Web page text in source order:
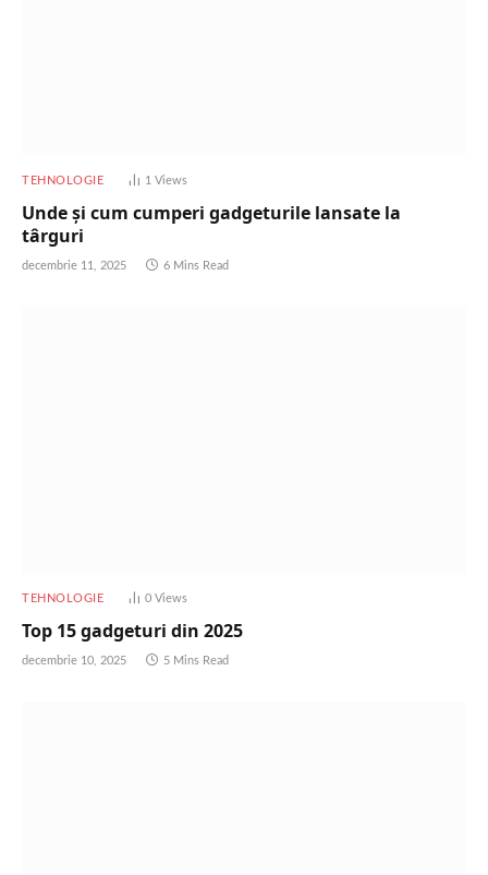
TEHNOLOGIE 1 Views
Unde și cum cumperi gadgeturile lansate la
târguri
decembrie 11, 2025 6 Mins Read
TEHNOLOGIE 0 Views
Top 15 gadgeturi din 2025
decembrie 10, 2025 5 Mins Read